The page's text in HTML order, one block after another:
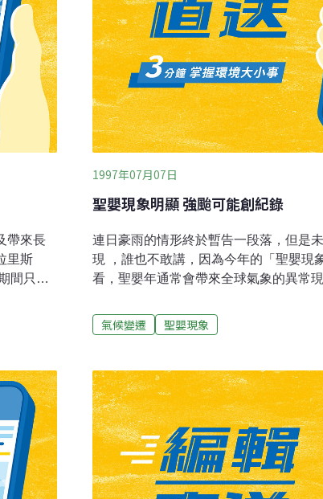
帶來長
里斯
間只經
5800萬
1997年07月07日
聖嬰現象明顯 強颱可能創紀錄
連日豪雨的情形終於暫告一段落，但是
現 ，誰也不敢講，因為今年的「聖嬰現
看，聖嬰年通常會帶來全球氣象的異常
全球上百億美元 的氣象災害損失。今年
出現在年底，而是從三月份才開始比較
現象，也曾有過從三月份開始，最近的
提早出現，是否與溫室效應有關，還有
偏多，中央氣象局在分析原因時表示還
關，但是就統計相關性來看，在過去的
1972年相當的類似，因為那一年的聖嬰
海水溫度才開
氣候變遷 聖嬰現象